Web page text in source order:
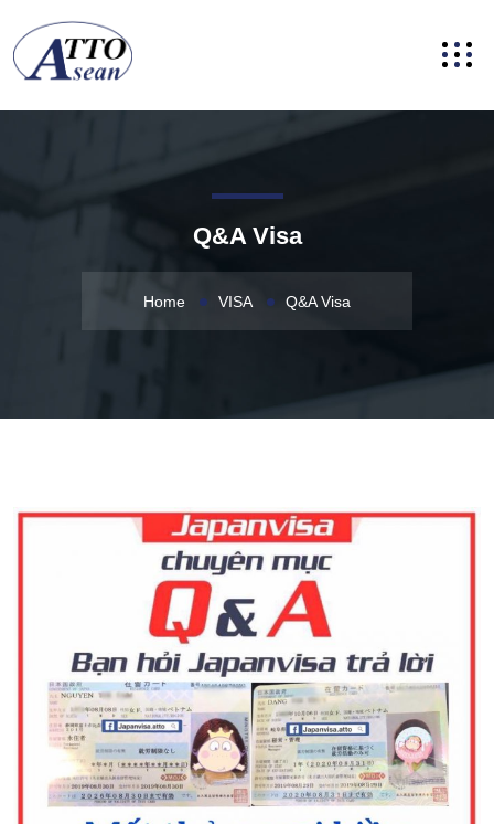
Q&A Visa
Home VISA Q&A Visa